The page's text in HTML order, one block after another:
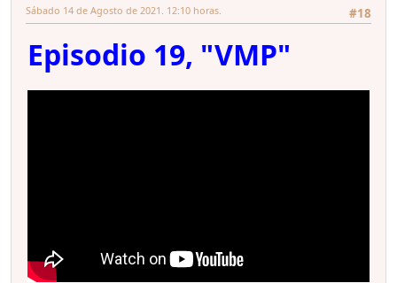
#18
Sábado 14 de Agosto de 2021. 12:10 horas.
Episodio 19, "VMP"